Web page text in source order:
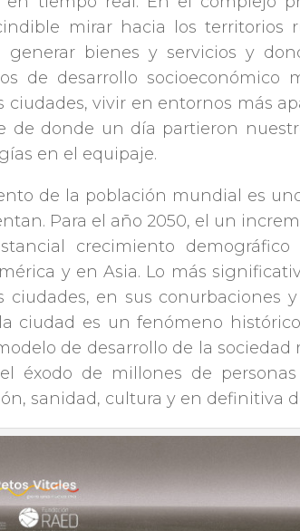
mirar hacia los territorios
generar bienes y servicios y
de desarrollo
ciudades, vivir en entornos más
de donde un día partieron
en el equipaje.
de la población mundial es
Para el año 2050, el un
crecimiento
y en Asia. Lo más
ciudades, en sus conurbaciones
ciudad es un fenómeno
de desarrollo de la
éxodo de millones de
sanidad, cultura y en definitiva